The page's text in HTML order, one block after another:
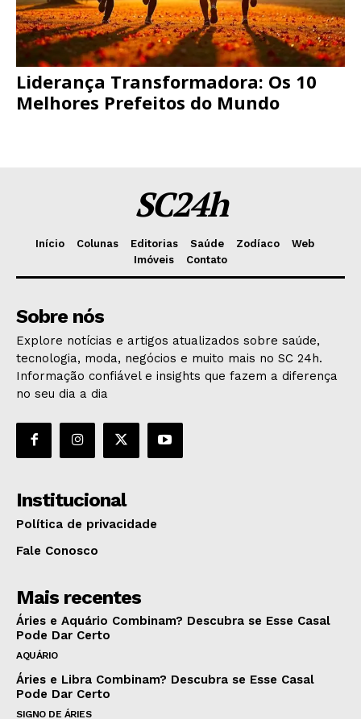
Liderança Transformadora: Os 10
Melhores Prefeitos do Mundo
SC24h
Início Colunas Editorias Saúde Zodíaco
Web
Imóveis
Contato
Sobre nós
Explore notícias e artigos atualizados sobre saúde,
tecnologia, moda, negócios e muito mais no SC 24h.
Informação confiável e insights que fazem a diferença
no seu dia a dia
Institucional
Política de privacidade
Fale Conosco
Mais recentes
Áries e Aquário Combinam? Descubra se Esse Casal
Pode Dar Certo
AQUÁRIO
Áries e Libra Combinam? Descubra se Esse Casal
Pode Dar Certo
SIGNO DE ÁRIES